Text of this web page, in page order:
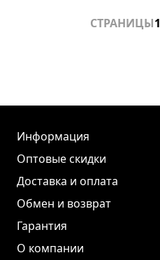
СТРАНИЦЫ1
Информация
Оптовые скидки
Доставка и оплата
Обмен и возврат
Гарантия
О компании